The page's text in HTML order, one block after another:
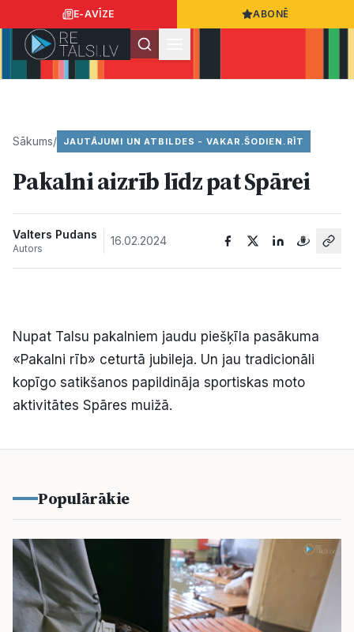
E-AVĪZE ABONĒ
Ziņas
Sabiedrība
Sports
Kultūra
Vieta
Sludinājumi
Sākums/ JAUTĀJUMI UN ATBILDES - VAKAR.ŠODIEN.RĪT
Pakalni aizrīb līdz pat Spārei​
Valters Pudans
Autors
16.02.2024
Nupat Talsu pakalniem jaudu piešķīla pasākuma
«Pakalni rīb» ceturtā jubileja. Un jau tradicionāli
kopīgo satikšanos papildināja sportiskas moto
aktivitātes Spāres muižā.
Populārākie